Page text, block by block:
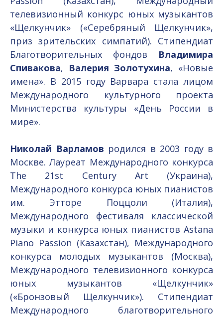
телевизионный конкурс юных музыкантов
«Щелкунчик» («Серебряный Щелкунчик»,
приз зрительских симпатий). Стипендиат
Благотворительных фондов Владимира
Спивакова, Валерия Золотухина, «Новые
имена». В 2015 году Варвара стала лицом
Международного культурного проекта
Министерства культуры «День России в
мире».
Николай Варламов родился в 2003 году в
Москве. Лауреат Международного конкурса
The 21st Century Art (Украина),
Международного конкурса юных пианистов
им. Этторе Поццоли (Италия),
Международного фестиваля классической
музыки и конкурса юных пианистов Astana
Piano Passion (Казахстан), Международного
конкурса молодых музыкантов (Москва),
Международного телевизионного конкурса
юных музыкантов «Щелкунчик»
(«Бронзовый Щелкунчик»). Стипендиат
Международного благотворительного